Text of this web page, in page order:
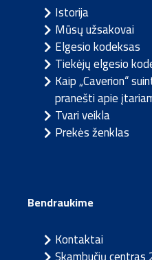
Istorija
Mūsų užsakovai
Elgesio kodeksas
Tiekėjų elgesio
Kaip „Caverion“
pranešti apie
Tvari veikla
Prekės ženklas
Bendraukime
Kontaktai